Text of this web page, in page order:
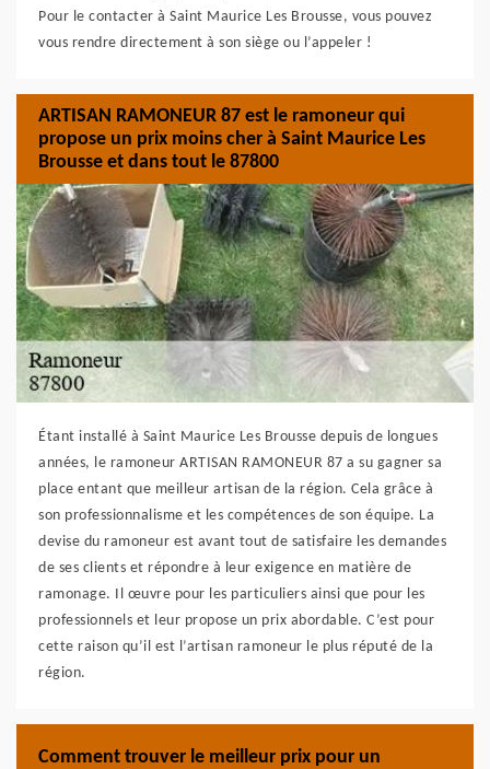
Pour le contacter à Saint Maurice Les Brousse, vous pouvez
vous rendre directement à son siège ou l’appeler !
ARTISAN RAMONEUR 87 est le ramoneur qui
propose un prix moins cher à Saint Maurice Les
Brousse et dans tout le 87800
Étant installé à Saint Maurice Les Brousse depuis de longues
années, le ramoneur ARTISAN RAMONEUR 87 a su gagner sa
place entant que meilleur artisan de la région. Cela grâce à
son professionnalisme et les compétences de son équipe. La
devise du ramoneur est avant tout de satisfaire les demandes
de ses clients et répondre à leur exigence en matière de
ramonage. Il œuvre pour les particuliers ainsi que pour les
professionnels et leur propose un prix abordable. C’est pour
cette raison qu’il est l’artisan ramoneur le plus réputé de la
région.
Comment trouver le meilleur prix pour un